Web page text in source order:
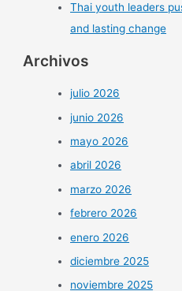
Thai youth leaders
and lasting change
Archivos
julio 2026
junio 2026
mayo 2026
abril 2026
marzo 2026
febrero 2026
enero 2026
diciembre 2025
noviembre 2025